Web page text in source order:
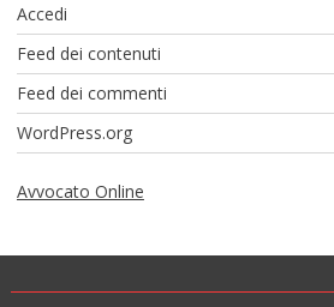
Accedi
Feed dei contenuti
Feed dei commenti
WordPress.org
Avvocato Online